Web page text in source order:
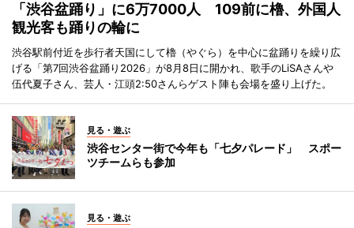
「渋谷盆踊り」に6万7000人 109前に櫓、外国人
観光客も踊りの輪に
渋谷駅前付近を歩行者天国にして櫓（やぐら）を中心に盆踊りを繰り広
げる「第7回渋谷盆踊り2026」が8月8日に開かれ、歌手のLiSAさんや
伍代夏子さん、芸人・江頭2:50さんらゲスト陣も会場を盛り上げた。
見る・遊ぶ
渋谷センター街で今年も「七夕パレード」 スポー
ツチームらも参加
見る・遊ぶ